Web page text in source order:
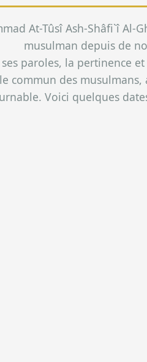
At-Tûsî Ash-Shâfi`î
musulman depuis de
paroles, la pertinence
commun des
Voici quelques